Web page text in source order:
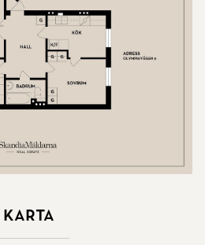
Karta